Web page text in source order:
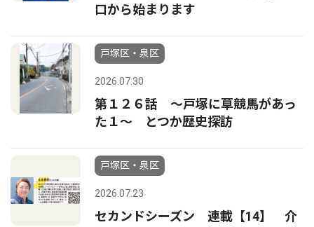
口から始まります
戸塚区・泉区
2026.07.30
第１２６話 〜戸塚に草競馬があっ
た１〜 とつか歴史探訪
戸塚区・泉区
2026.07.23
セカンドシーズン 連載【14】 介